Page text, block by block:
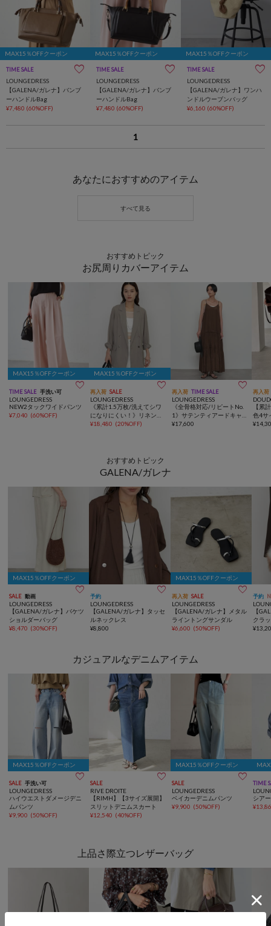
MAX15％OFFクーポン
TIME SALE
LOUNGEDRESS
【GALENA/ガレナ】バンブ
ーハンドルBag
¥7,480 (60%OFF)
MAX15％OFFクーポン
TIME SALE
LOUNGEDRESS
【GALENA/ガレナ】バンブ
ーハンドルBag
¥7,480 (60%OFF)
MAX15％OFFクーポン
TIME SALE
LOUNGEDRESS
【GALENA/ガレナ】ワンハ
ンドルウーブンバッグ
¥6,160 (60%OFF)
1
あなたにおすすめのアイテム
おすすめトピック
お尻周りカバーアイテム
MAX15％OFFクーポン
TIME SALE 手洗い可 
LOUNGEDRESS
NEW2タックワイドパンツ
¥7,040 (60%OFF)
MAX15％OFFクーポン
再入荷 SALE 
LOUNGEDRESS
《累計1.5万枚/洗えてシワ
になりにくい！》リネンラ
イクシアージャケット
¥18,480 (20%OFF)
再入荷 TIME SALE 
LOUNGEDRESS
《全骨格対応/リピートNo.
1》サテンティアードキャ
ミワンピース
¥17,600
再入荷
【累
色4サ
ワイ
¥
おすすめトピック
GALENA/ガレナ
MAX15％OFFクーポン
SALE 動画 
LOUNGEDRESS
【GALENA/ガレナ】バケツ
ショルダーバッグ
¥8,470 (30%OFF)
予約 
LOUNGEDRESS
【GALENA/ガレナ】タッセ
ルネックレス
¥8,800
MAX15％OFFクーポン
再入荷 SALE 
LOUNGEDRESS
【GALENA/ガレナ】メタル
ライントングサンダル
¥6,600 (50%OFF)
予約
【
クラ
¥
カジュアルなデニムアイテム
MAX15％OFFクーポン
SALE 手洗い可 
LOUNGEDRESS
ハイウエストダメージデニ
ムパンツ
¥9,900 (50%OFF)
SALE 
RIVE DROITE
【RIMH】【3サイズ展開】
スリットデニムスカート
¥12,540 (40%OFF)
MAX15％OFFクーポン
SALE 
LOUNGEDRESS
ベイカーデニムパンツ
¥9,900 (50%OFF)
TIME
シア
¥
上品さ際立つレザーバッグ